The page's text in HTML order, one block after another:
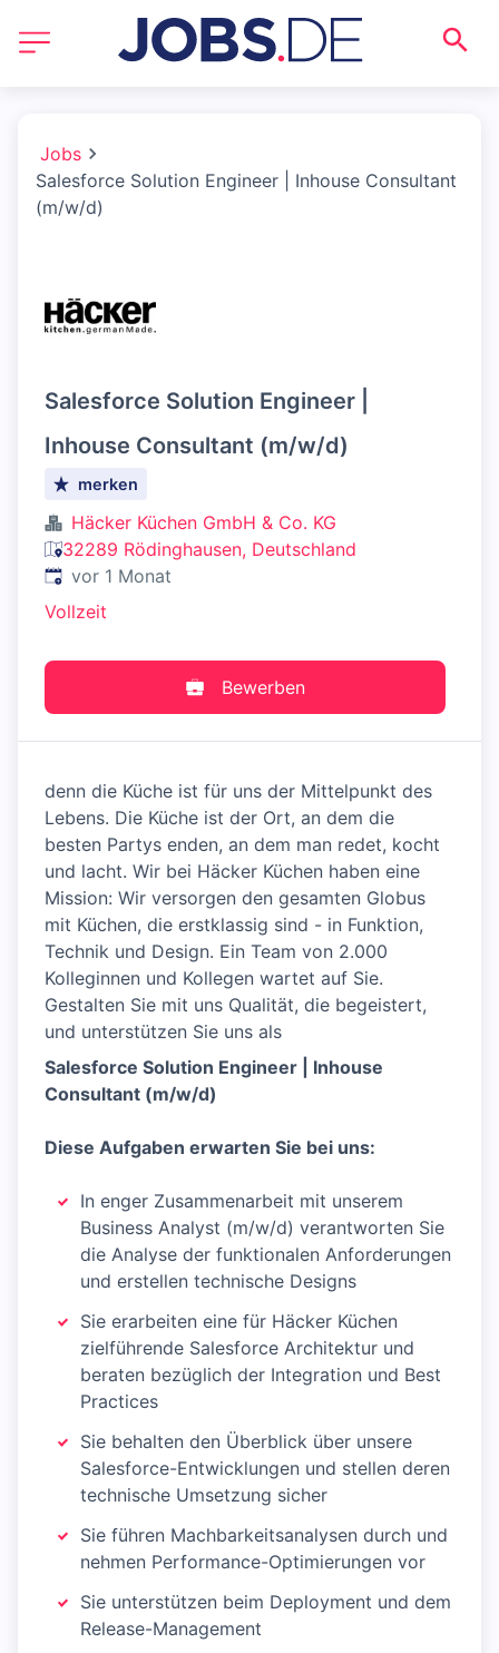
Jobs
Salesforce Solution Engineer | Inhouse Consultant
(m/w/d)
Salesforce Solution Engineer |
Inhouse Consultant (m/w/d)
merken
Häcker Küchen GmbH & Co. KG
32289 Rödinghausen, Deutschland
Veröffentlicht:
vor 1 Monat
Vollzeit
Bewerben
denn die Küche ist für uns der Mittelpunkt des
Lebens. Die Küche ist der Ort, an dem die
besten Partys enden, an dem man redet, kocht
und lacht. Wir bei Häcker Küchen haben eine
Mission: Wir versorgen den gesamten Globus
mit Küchen, die erstklassig sind - in Funktion,
Technik und Design. Ein Team von 2.000
Kolleginnen und Kollegen wartet auf Sie.
Gestalten Sie mit uns Qualität, die begeistert,
und unterstützen Sie uns als
Salesforce Solution Engineer | Inhouse
Consultant (m/w/d)
Diese Aufgaben erwarten Sie bei uns:
In enger Zusammenarbeit mit unserem
Business Analyst (m/w/d) verantworten Sie
die Analyse der funktionalen Anforderungen
und erstellen technische Designs
Sie erarbeiten eine für Häcker Küchen
zielführende Salesforce Architektur und
beraten bezüglich der Integration und Best
Practices
Sie behalten den Überblick über unsere
Salesforce-Entwicklungen und stellen deren
technische Umsetzung sicher
Sie führen Machbarkeitsanalysen durch und
nehmen Performance-Optimierungen vor
Sie unterstützen beim Deployment und dem
Release-Management